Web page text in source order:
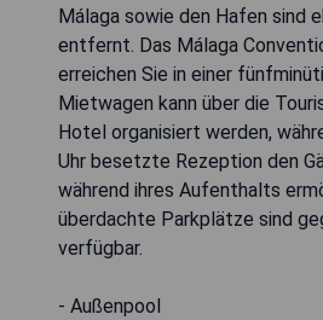
Málaga sowie den Hafen sind
entfernt. Das Málaga
erreichen Sie in einer
Mietwagen kann über die
Hotel organisiert werden,
Uhr besetzte Rezeption den
während ihres Aufenthalts
überdachte Parkplätze sind
verfügbar.
- Außenpool